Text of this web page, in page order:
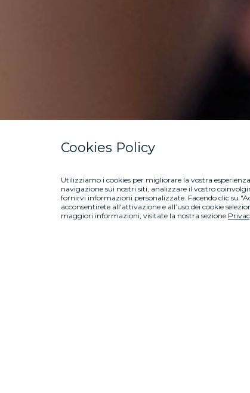
Cookies Policy
Utilizziamo i cookies per migliorare la vostra
navigazione sui nostri siti, analizzare il vostro
fornirvi informazioni personalizzate. Facendo clic su
acconsentirete all'attivazione e all’uso dei cookie
maggiori informazioni, visitate la nostra sezione